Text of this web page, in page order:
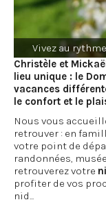
Vivez au
Christèle et
lieu unique : le
vacances
le confort et le
Nous vous
retrouver : en
votre point de
randonnées,
retrouverez votre
profiter de vos
nid...